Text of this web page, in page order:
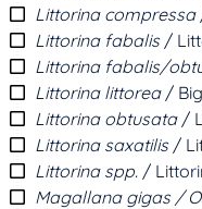
Littorina compressa
Littorina fabalis/
Littorina fabalis/
Littorina littorea/
Littorina obtusata/
Littorina saxatilis/
Littorina spp. /
Magallana gigas /